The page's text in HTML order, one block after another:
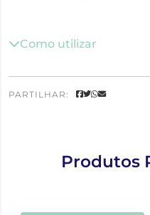
Como utilizar
PARTILHAR:
Produtos